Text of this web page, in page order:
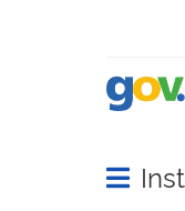
Abrir